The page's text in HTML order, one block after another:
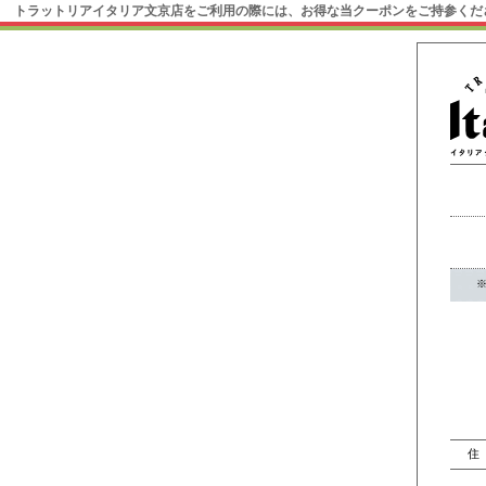
トラットリアイタリア文京店をご利用の際には、お得な当クーポンをご持参く
※
住